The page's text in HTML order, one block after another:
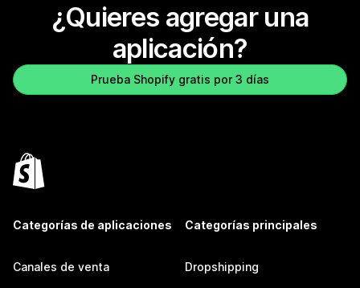
¿Quieres agregar una
aplicación?
Prueba Shopify gratis por 3 días
Categorías de aplicaciones
Canales de venta
Categorías principales
Dropshipping